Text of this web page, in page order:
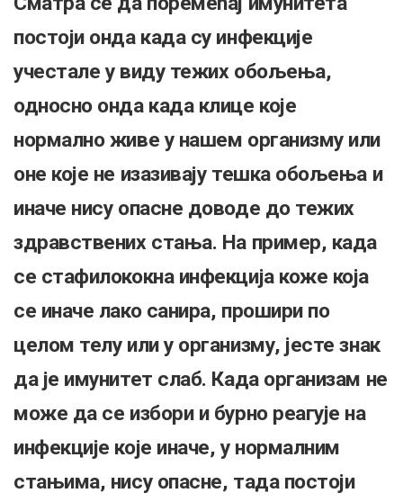
постоји онда када су инфекције
учестале у виду тежих обољења,
односно онда када клице које
нормално живе у нашем организму или
оне које не изазивају тешка обољења и
иначе нису опасне доводе до тежих
здравствених стања. На пример, када
се стафилококна инфекција коже која
се иначе лако санира, прошири по
целом телу или у организму, јесте знак
да је имунитет слаб. Када организам не
може да се избори и бурно реагује на
инфекције које иначе, у нормалним
стањима, нису опасне, тада постоји